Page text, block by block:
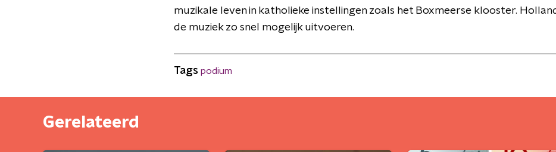
muzikale leven in katholieke instellingen zoals het Boxmeerse klooster.
de muziek zo snel mogelijk uitvoeren.
Tags podium
Gerelateerd